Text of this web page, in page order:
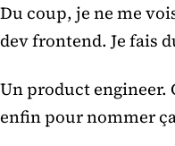
Du coup, je ne me
dev frontend. Je fais
Un product engineer.
enfin pour nommer